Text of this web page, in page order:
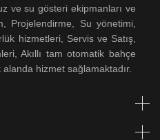
ve su gösteri ekipmanları ve
Projelendirme, Su yönetimi,
hizmetleri, Servis ve Satış,
Akıllı tam otomatik bahçe
hizmet sağlamaktadır.